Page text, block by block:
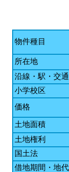
物件種目
所在地
沿線・駅・交通
小学校区
価格
土地面積
土地権利
国土法
借地期間・地代